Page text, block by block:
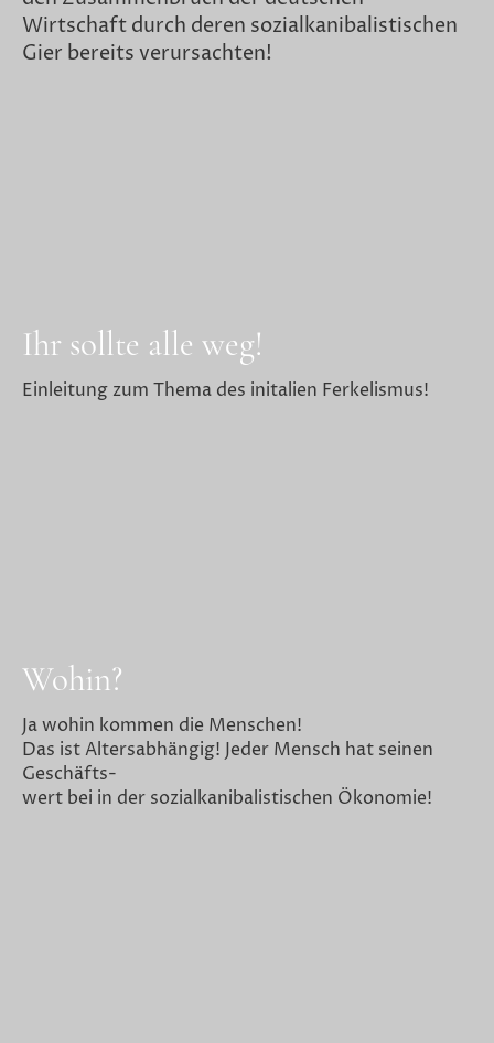
Wirtschaft durch deren sozialkanibalistischen
Gier bereits verursachten!
Ihr sollte alle weg!
Einleitung zum Thema des initalien Ferkelismus!
Wohin?
Ja wohin kommen die Menschen!
Das ist Altersabhängig! Jeder Mensch hat seinen
Geschäfts-
wert bei in der sozialkanibalistischen Ökonomie!